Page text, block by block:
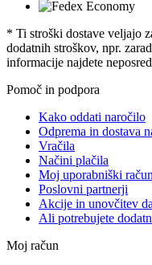
* Ti stroški dostave veljajo
dodatnih stroškov, npr.
informacije najdete
Pomoč in podpora
Kako oddati naročilo
Odprema in dostava
Vračila
Načini plačila
Moj uporabniški račun
Poslovni partnerji
Akcije in unovčitev
Ali potrebujete
Moj račun